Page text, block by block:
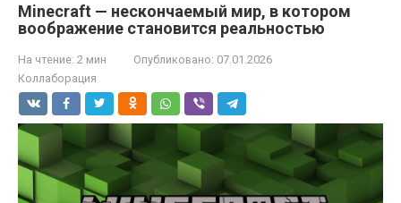
Minecraft — нескончаемый мир, в котором
воображение становится реальностью
На чтение: 2 мин Опубликовано: 07.01.2026
Коллаборация